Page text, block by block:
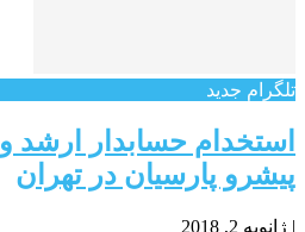
تلگرام جدید
استخدام حسابدار ارشد
پیشرو پارسیان در تهران
| ژانویه 2, 2018